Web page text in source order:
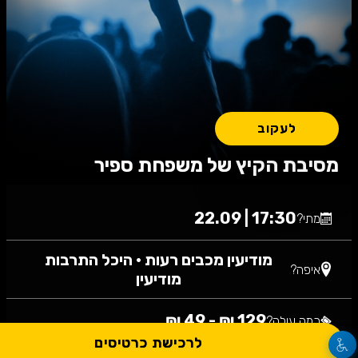
מסיבת הקיץ של משפחת ספיר
לעקוב
מתי?17:30 | 22.09
איפה? מודיעין מכבים רעות • היכל התרבות
מודיעין
כמה עולה?129 ₪ - 49 ₪
לרכישת כרטיסים